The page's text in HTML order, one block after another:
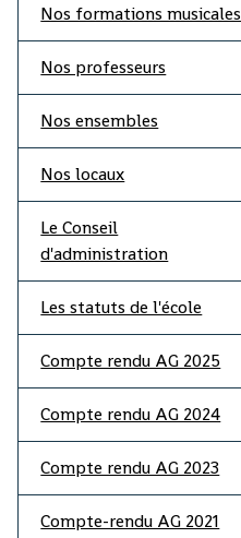
Nos formations musicales
Nos professeurs
Nos ensembles
Nos locaux
Le Conseil
d'administration
Les statuts de l'école
Compte rendu AG 2025
Compte rendu AG 2024
Compte rendu AG 2023
Compte-rendu AG 2021